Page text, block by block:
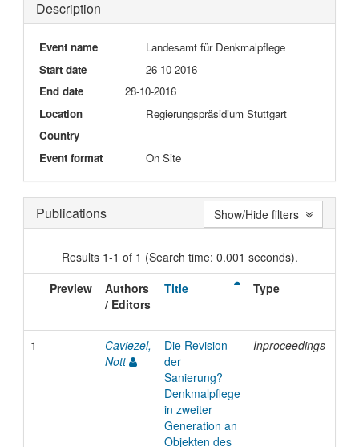
Description
Event name
Landesamt für Denkmalpflege
Start date
26-10-2016
End date
28-10-2016
Location
Regierungspräsidium Stuttgart
Country
Event format
On Site
Publications
Results 1-1 of 1 (Search time: 0.001 seconds).
Preview
Authors
/ Editors
Title Type
1
Caviezel,
Nott
Die Revision
der
Sanierung?
Denkmalpflege
in zweiter
Generation an
Objekten des
Inproceedings